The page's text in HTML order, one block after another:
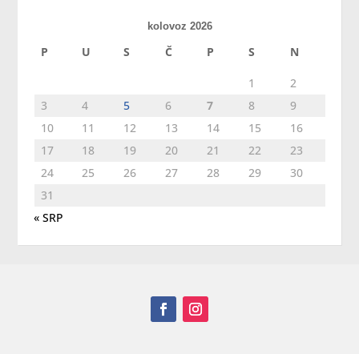
kolovoz 2026
P U S Č P S N
1
2
3
4 5 6 7 8
9
10
11 12 13 14 15
16
17
18 19 20 21 22
23
24
25 26 27 28 29
30
31
« SRP